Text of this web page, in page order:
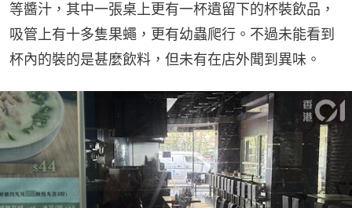
等醬汁，其中一張桌上更有一杯遺留下的杯裝飲品，
吸管上有十多隻果蠅，更有幼蟲爬行。不過未能看到
杯內的裝的是甚麼飲料，但未有在店外聞到異味。